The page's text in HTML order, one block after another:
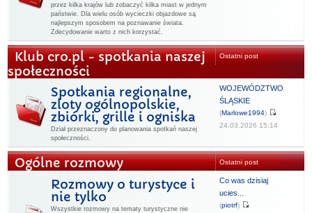
przez kilka krajów lub zobaczyć kilka miast w jednym
państwie. Dla wielu osób wycieczki objazdowe są
najlepszym sposobem na poznawanie świata.
Zdecydowanie warto z nich korzystać.
Klub cro.pl - spotkania naszej
społeczności
Ostatni post
Spotkania regionalne,
zloty ogólnopolskie,
zbiórki, grille i ogniska
Dział przeznaczony do planowania spotkań naszej
społeczności.
WOJEWÓDZTWO
ŚLĄSKIE
(Marlowe1994)
24.03.2026 15:14
Ogólne rozmowy Ostatni post
Rozmowy o turystyce i
nie tylko
Wszystkie rozmowy na tematy turystyczne nie
Co was dzisiaj
ucies...
(piotrf)